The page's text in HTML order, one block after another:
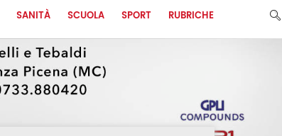
SANITÀ SCUOLA SPORT RUBRICHE